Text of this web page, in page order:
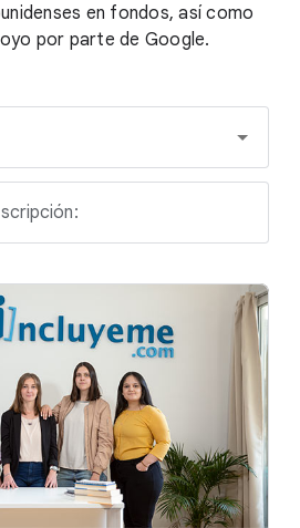
en fondos, así como
por parte de Google.